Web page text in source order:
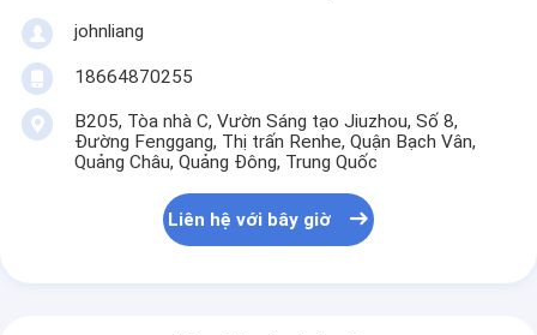
johnliang
18664870255
B205, Tòa nhà C, Vườn Sáng tạo Jiuzhou, Số 8,
Đường Fenggang, Thị trấn Renhe, Quận Bạch Vân,
Quảng Châu, Quảng Đông, Trung Quốc
Liên hệ với bây giờ